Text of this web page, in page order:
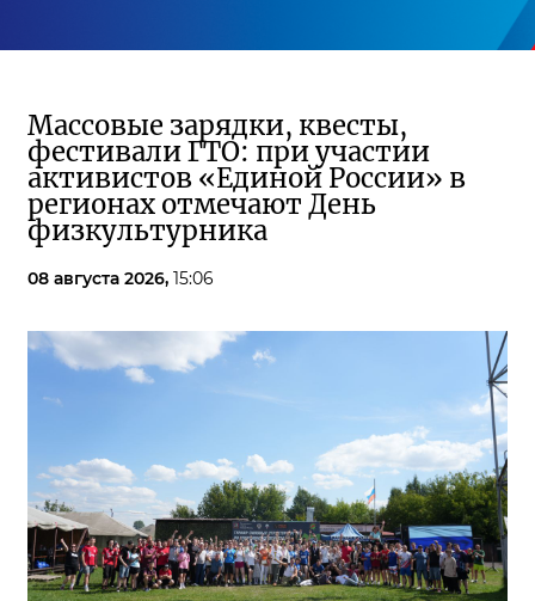
Массовые зарядки, квесты,
фестивали ГТО: при участии
активистов «Единой России» в
регионах отмечают День
физкультурника
08 августа 2026, 15:06